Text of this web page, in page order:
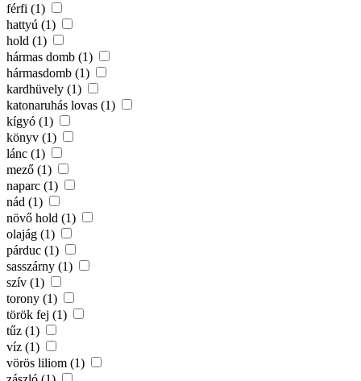
férfi (1)
hattyú (1)
hold (1)
hármas domb (1)
hármasdomb (1)
kardhüvely (1)
katonaruhás lovas (1)
kígyó (1)
könyv (1)
lánc (1)
mező (1)
naparc (1)
nád (1)
növő hold (1)
olajág (1)
párduc (1)
sasszárny (1)
szív (1)
torony (1)
török fej (1)
tűz (1)
víz (1)
vörös liliom (1)